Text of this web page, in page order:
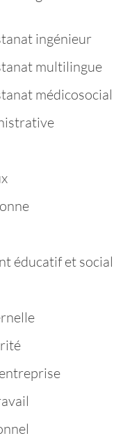
ingénieur
multilingue
médicosocial
éducatif et social